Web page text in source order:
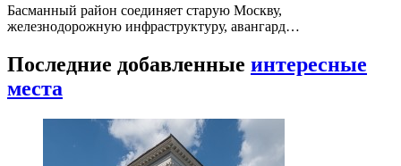
Басманный район соединяет старую Москву,
железнодорожную инфраструктуру, авангард…
Последние добавленные интересные
места